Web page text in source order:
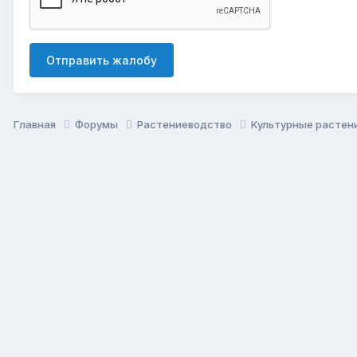
Отправить жалобу
Главная Форумы Растениеводство Культурные